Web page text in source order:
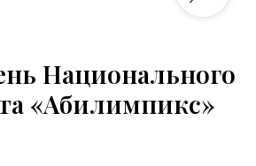
Национального
«Абилимпикс»